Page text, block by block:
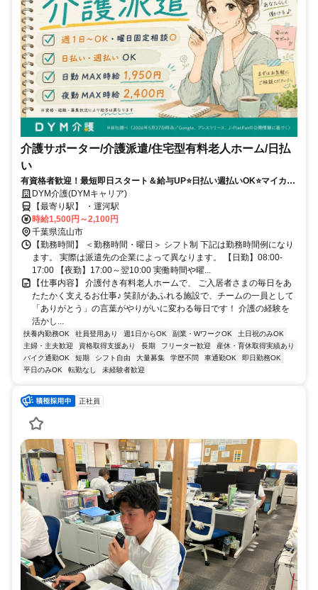
介護サポーター/介護派遣/住宅型有料老人ホーム/日払
い
有資格者歓迎！最短即日スタート＆給与UP⭐️日払い週払いOK⭐️マイカー
通勤可＆希望シフト柔軟対応✨
DYM介護(DYMキャリア)
【最寄り駅】 ・運河駅
時給1,500円～2,100円
千葉県流山市
【勤務時間】 ＜勤務時間・曜日＞ シフト制 下記は勤務時間例になり
ます。 実際は派遣先の企業によって異なります。 【日勤】08:00-
17:00 【夜勤】17:00～翌10:00 実働時間や曜...
【仕事内容】 介護付き有料老人ホームで、 ご入居者さまの毎日をあ
たたかく支えるお仕事♪ 笑顔があふれる施設で、チームの一員として
「ありがとう」の言葉がやりがいに変わる毎日です！ 介護の経験を
活かし...
扶養内勤務OK 社員登用あり 週1日からOK 副業・WワークOK
土日祝のみOK
主婦・主夫歓迎
資格取得支援あり 長期 フリーター歓迎
産休・育休取得実績あり
バイク通勤OK
短期 シフト自由 大量募集 学歴不問 車通勤OK
即日勤務OK
平日のみOK
転勤なし 未経験者歓迎
正社員